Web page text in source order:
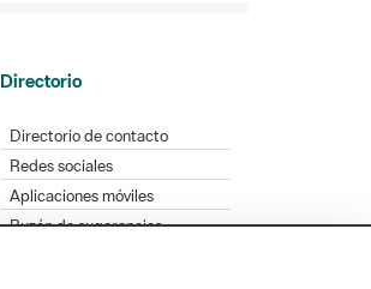
Directorio
Directorio de contacto
Redes sociales
Aplicaciones móviles
Buzón de sugerencias